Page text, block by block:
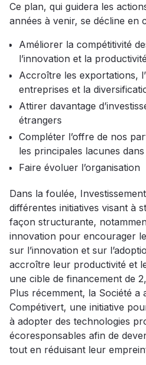
Ce plan, qui guidera les
années à venir, se décline en
Améliorer la compétitivité
l’innovation et la productivité
Accroître les exportations,
entreprises et la
Attirer davantage
étrangers
Compléter l’offre de nos
les principales lacunes
Faire évoluer l’organisation
Dans la foulée,
différentes initiatives visant à
façon structurante,
innovation pour encourager
sur l’innovation et sur
accroître leur productivité et
une cible de financement de
Plus récemment, la Société a
Compétivert, une initiative
à adopter des technologies
écoresponsables afin de
tout en réduisant leur